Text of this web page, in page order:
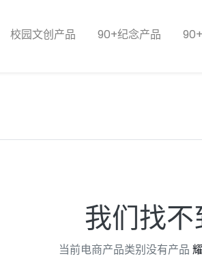
校园文创产品 90+纪念产品
我们找
当前电商产品类别没有产品